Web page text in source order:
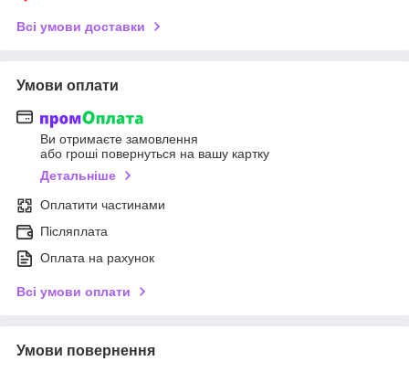
Всі умови доставки
Умови оплати
Ви отримаєте замовлення
або гроші повернуться на вашу картку
Детальніше
Оплатити частинами
Післяплата
Оплата на рахунок
Всі умови оплати
Умови повернення